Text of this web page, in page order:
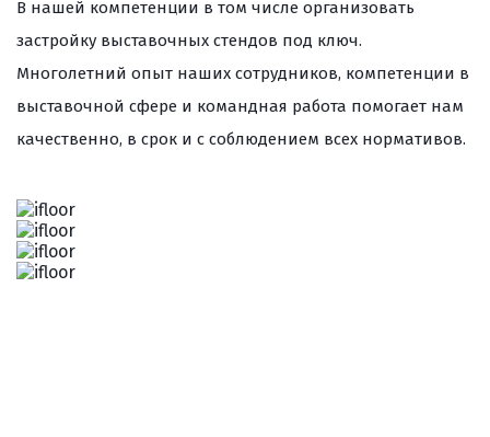
В нашей компетенции в том числе организовать
застройку выставочных стендов под ключ.
Многолетний опыт наших сотрудников, компетенции в
выставочной сфере и командная работа помогает нам
качественно, в срок и с соблюдением всех нормативов.